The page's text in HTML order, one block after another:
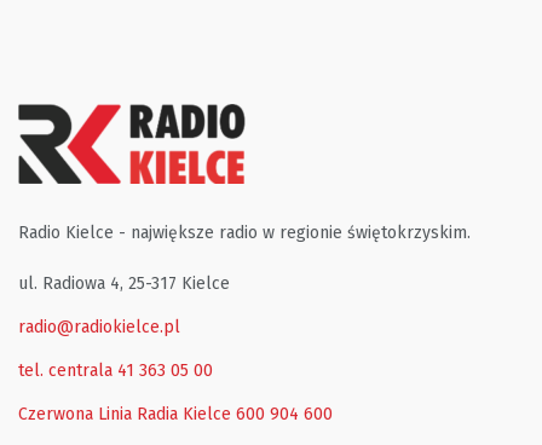
Radio Kielce - największe radio w regionie świętokrzyskim.
ul. Radiowa 4, 25-317 Kielce
radio@radiokielce.pl
tel. centrala 41 363 05 00
Czerwona Linia Radia Kielce 600 904 600